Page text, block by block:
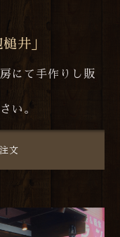
井」
にて手作りし販
い。
文